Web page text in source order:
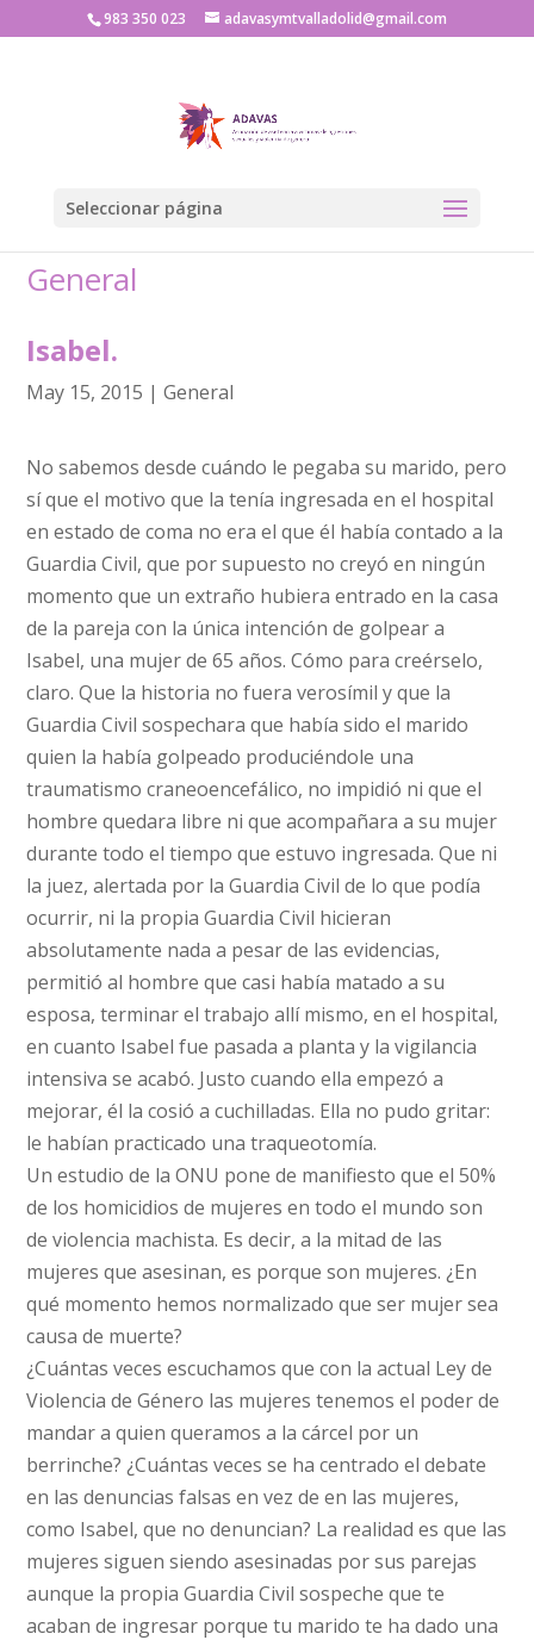
983 350 023 adavasymtvalladolid@gmail.com
Seleccionar página
General
Isabel.
May 15, 2015 |General
No sabemos desde cuándo le pegaba su marido, pero
sí que el motivo que la tenía ingresada en el hospital
en estado de coma no era el que él había contado a la
Guardia Civil, que por supuesto no creyó en ningún
momento que un extraño hubiera entrado en la casa
de la pareja con la única intención de golpear a
Isabel, una mujer de 65 años. Cómo para creérselo,
claro. Que la historia no fuera verosímil y que la
Guardia Civil sospechara que había sido el marido
quien la había golpeado produciéndole una
traumatismo craneoencefálico, no impidió ni que el
hombre quedara libre ni que acompañara a su mujer
durante todo el tiempo que estuvo ingresada. Que ni
la juez, alertada por la Guardia Civil de lo que podía
ocurrir, ni la propia Guardia Civil hicieran
absolutamente nada a pesar de las evidencias,
permitió al hombre que casi había matado a su
esposa, terminar el trabajo allí mismo, en el hospital,
en cuanto Isabel fue pasada a planta y la vigilancia
intensiva se acabó. Justo cuando ella empezó a
mejorar, él la cosió a cuchilladas. Ella no pudo gritar:
le habían practicado una traqueotomía.
Un estudio de la ONU pone de manifiesto que el 50%
de los homicidios de mujeres en todo el mundo son
de violencia machista. Es decir, a la mitad de las
mujeres que asesinan, es porque son mujeres. ¿En
qué momento hemos normalizado que ser mujer sea
causa de muerte?
¿Cuántas veces escuchamos que con la actual Ley de
Violencia de Género las mujeres tenemos el poder de
mandar a quien queramos a la cárcel por un
berrinche? ¿Cuántas veces se ha centrado el debate
en las denuncias falsas en vez de en las mujeres,
como Isabel, que no denuncian? La realidad es que las
mujeres siguen siendo asesinadas por sus parejas
aunque la propia Guardia Civil sospeche que te
acaban de ingresar porque tu marido te ha dado una